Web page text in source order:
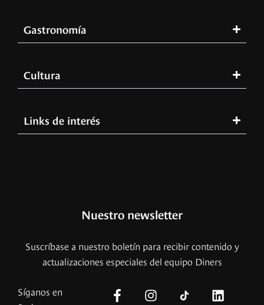
Gastronomía
Cultura
Links de interés
Nuestro newsletter
Suscríbase a nuestro boletín para recibir contenido y
actualizaciones especiales del equipo Diners
Síganos en